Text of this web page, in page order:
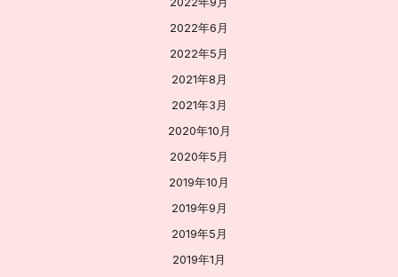
2022年6月
2022年5月
2021年8月
2021年3月
2020年10月
2020年5月
2019年10月
2019年9月
2019年5月
2019年1月